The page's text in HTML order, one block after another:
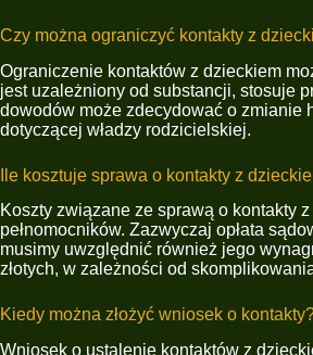
Czy można ograniczyć kontakty z
Ograniczenie kontaktów z dzieckiem
jest uzależniony od substancji, stosuje
dowodów może zdecydować o zmianie
dotyczącej władzy rodzicielskiej.
Ile kosztuje sprawa o kontakty z
Koszty związane ze sprawą o kontakty
pełnomocników. Zazwyczaj opłata
musimy uwzględnić również jego
złotych, w zależności od
Kiedy można złożyć wniosek o
Wniosek o ustalenie kontaktów z